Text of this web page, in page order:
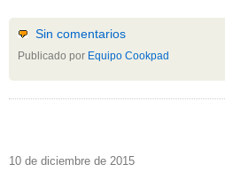
Sin comentarios
Publicado por Equipo Cookpad
10 de diciembre de 2015